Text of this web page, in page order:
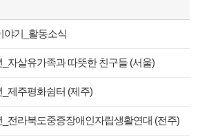
야기_활동소식
자살유가족과 따뜻한 친구들 (서울)
제주평화쉼터 (제주)
전라북도중증장애인자립생활연대 (전주)